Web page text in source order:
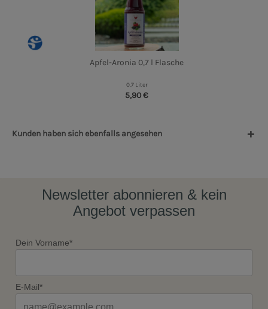
Apfel-Aronia 0,7 l Flasche
0.7 Liter
5,90 €
Kunden haben sich ebenfalls angesehen
Newsletter abonnieren & kein
Angebot verpassen
Dein Vorname*
E-Mail*